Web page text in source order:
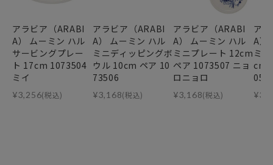
アラビア（ARABI
A） ムーミン ハル
サービングプレー
ト 17cm 1073504
ミイ
¥3,256(税込)
アラビア（ARABI
A） ムーミン ハル
ミニディッピングボ
ウル 10cm ペア 10
73506
¥3,168(税込)
アラビア（ARABI
A） ムーミン ハル
ミニプレート 12cm
ペア 1073507 ニョ
ロニョロ
¥3,168(税込)
ア
A）
ミ
cm
¥